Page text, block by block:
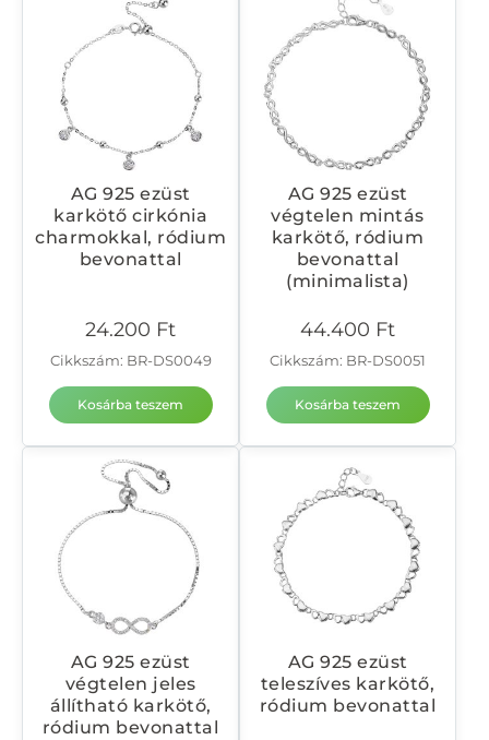
AG 925 ezüst
karkötő cirkónia
charmokkal, ródium
bevonattal
24.200 Ft
Cikkszám: BR-DS0049
Kosárba teszem
AG 925 ezüst
végtelen mintás
karkötő, ródium
bevonattal
(minimalista)
44.400 Ft
Cikkszám: BR-DS0051
Kosárba teszem
AG 925 ezüst
végtelen jeles
állítható karkötő,
ródium bevonattal
AG 925 ezüst
teleszíves karkötő,
ródium bevonattal